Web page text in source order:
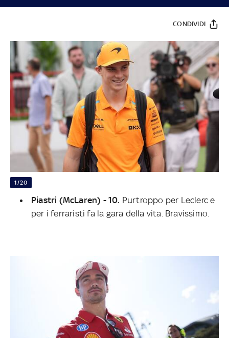
CONDIVIDI
1/20
Piastri (McLaren) - 10. Purtroppo per Leclerc e
per i ferraristi fa la gara della vita. Bravissimo.